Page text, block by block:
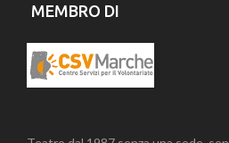
MEMBRO DI